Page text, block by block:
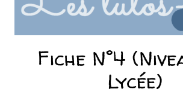
Fiche N°4
Lycée)